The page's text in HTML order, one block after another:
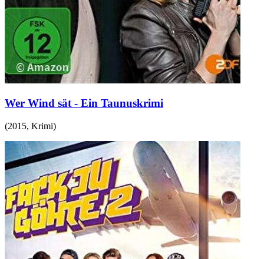
Wer Wind sät - Ein Taunuskrimi
(2015, Krimi)